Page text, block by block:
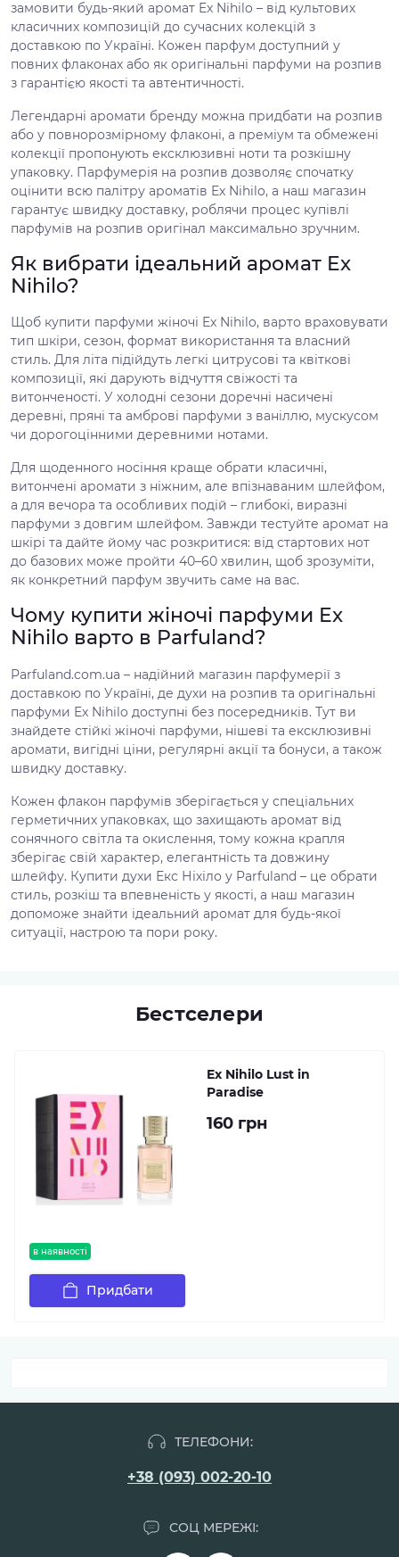
замовити будь-який аромат Ex Nihilo – від культових
класичних композицій до сучасних колекцій з
доставкою по Україні. Кожен парфум доступний у
повних флаконах або як оригінальні парфуми на розпив
з гарантією якості та автентичності.
Легендарні аромати бренду можна придбати на розпив
або у повнорозмірному флаконі, а преміум та обмежені
колекції пропонують ексклюзивні ноти та розкішну
упаковку. Парфумерія на розпив дозволяє спочатку
оцінити всю палітру ароматів Ex Nihilo, а наш магазин
гарантує швидку доставку, роблячи процес купівлі
парфумів на розпив оригінал максимально зручним.
Як вибрати ідеальний аромат Ex
Nihilo?
Щоб купити парфуми жіночі Ex Nihilo, варто враховувати
тип шкіри, сезон, формат використання та власний
стиль. Для літа підійдуть легкі цитрусові та квіткові
композиції, які дарують відчуття свіжості та
витонченості. У холодні сезони доречні насичені
деревні, пряні та амброві парфуми з ваніллю, мускусом
чи дорогоцінними деревними нотами.
Для щоденного носіння краще обрати класичні,
витончені аромати з ніжним, але впізнаваним шлейфом,
а для вечора та особливих подій – глибокі, виразні
парфуми з довгим шлейфом. Завжди тестуйте аромат на
шкірі та дайте йому час розкритися: від стартових нот
до базових може пройти 40–60 хвилин, щоб зрозуміти,
як конкретний парфум звучить саме на вас.
Чому купити жіночі парфуми Ex
Nihilo варто в Parfuland?
Parfuland.com.ua – надійний магазин парфумерії з
доставкою по Україні, де духи на розпив та оригінальні
парфуми Ex Nihilo доступні без посередників. Тут ви
знайдете стійкі жіночі парфуми, нішеві та ексклюзивні
аромати, вигідні ціни, регулярні акції та бонуси, а також
швидку доставку.
Кожен флакон парфумів зберігається у спеціальних
герметичних упаковках, що захищають аромат від
сонячного світла та окислення, тому кожна крапля
зберігає свій характер, елегантність та довжину
шлейфу. Купити духи Екс Ніхіло у Parfuland – це обрати
стиль, розкіш та впевненість у якості, а наш магазин
допоможе знайти ідеальний аромат для будь-якої
ситуації, настрою та пори року.
Бестселери
в наявності
Ex Nihilo Lust in
Paradise
160 грн
Придбати
ТЕЛЕФОНИ:
+38 (093) 002-20-10
СОЦ МЕРЕЖІ: